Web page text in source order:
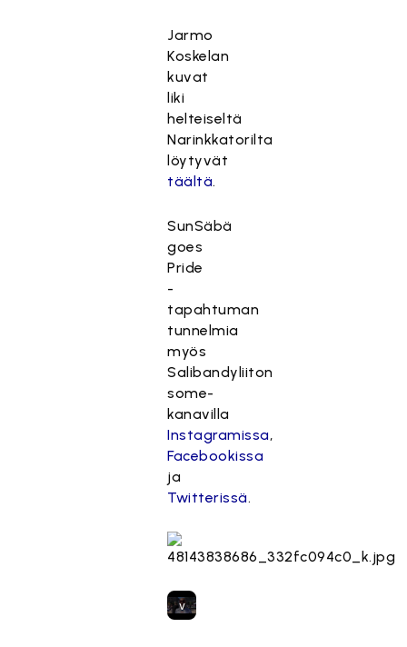
Jarmo
Koskelan
kuvat
liki
helteiseltä
Narinkkatorilta
löytyvät
täältä.
SunSäbä
goes
Pride
-
tapahtuman
tunnelmia
myös
Salibandyliiton
some-
kanavilla
Instagramissa,
Facebookissa
ja
Twitterissä.
ä
m
ä
s
i
s
ä
l
ö
o
n
s
t
e
t
t
y
,
k
o
s
a
s
v